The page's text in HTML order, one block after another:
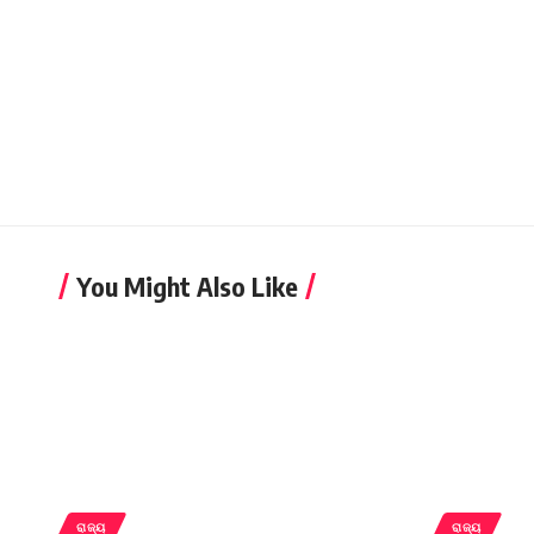
You Might Also Like
ରାଜ୍ୟ ରାଜ୍ୟ